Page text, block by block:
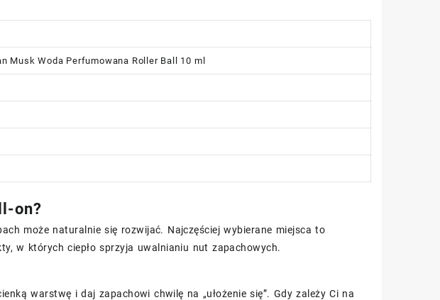
Musk Woda Perfumowana Roller Ball 10 ml
on?
może naturalnie się rozwijać. Najczęściej wybierane miejsca to
w których ciepło sprzyja uwalnianiu nut zapachowych.
warstwę i daj zapachowi chwilę na „ułożenie się”. Gdy zależy Ci na